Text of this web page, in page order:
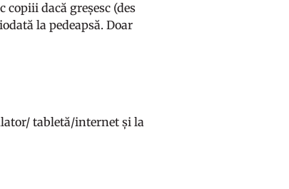
dacă greșesc (des
la pedeapsă. Doar
tabletă/internet și la